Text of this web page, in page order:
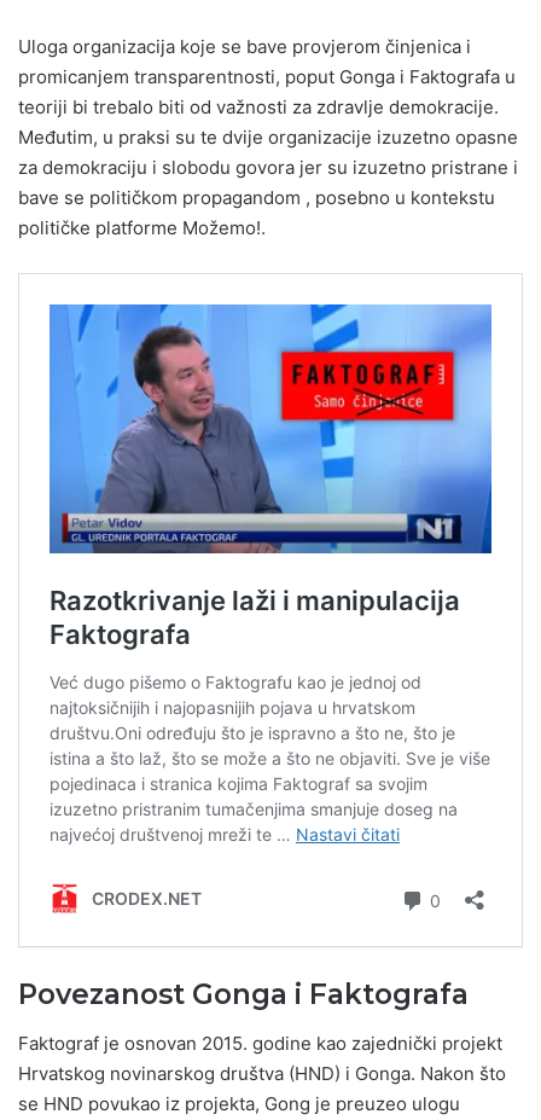
Uloga organizacija koje se bave provjerom činjenica i
promicanjem transparentnosti, poput Gonga i Faktografa u
teoriji bi trebalo biti od važnosti za zdravlje demokracije.
Međutim, u praksi su te dvije organizacije izuzetno opasne
za demokraciju i slobodu govora jer su izuzetno pristrane i
bave se političkom propagandom , posebno u kontekstu
političke platforme Možemo!.
Povezanost Gonga i Faktografa
Faktograf je osnovan 2015. godine kao zajednički projekt
Hrvatskog novinarskog društva (HND) i Gonga. Nakon što
se HND povukao iz projekta, Gong je preuzeo ulogu